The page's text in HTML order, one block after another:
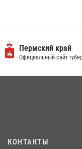
«Сабантуй-2026»
07 июля 2026, 10:02 3
ветеринарно-
Пермский край
Официальный сайт
КОНТАКТЫ